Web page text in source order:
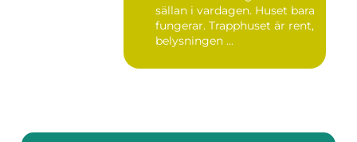
sällan i vardagen. Huset bara
fungerar. Trapphuset är rent,
belysningen ...